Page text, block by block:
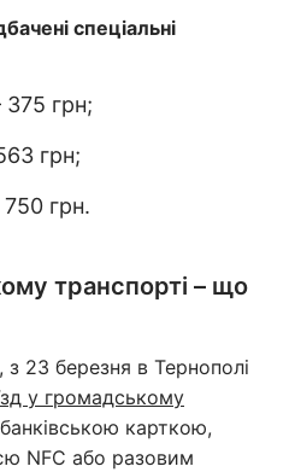
спеціальні
375 грн;
грн;
грн.
транспорті – що
, з 23 березня в Тернополі
у громадському
карткою,
NFC або разовим